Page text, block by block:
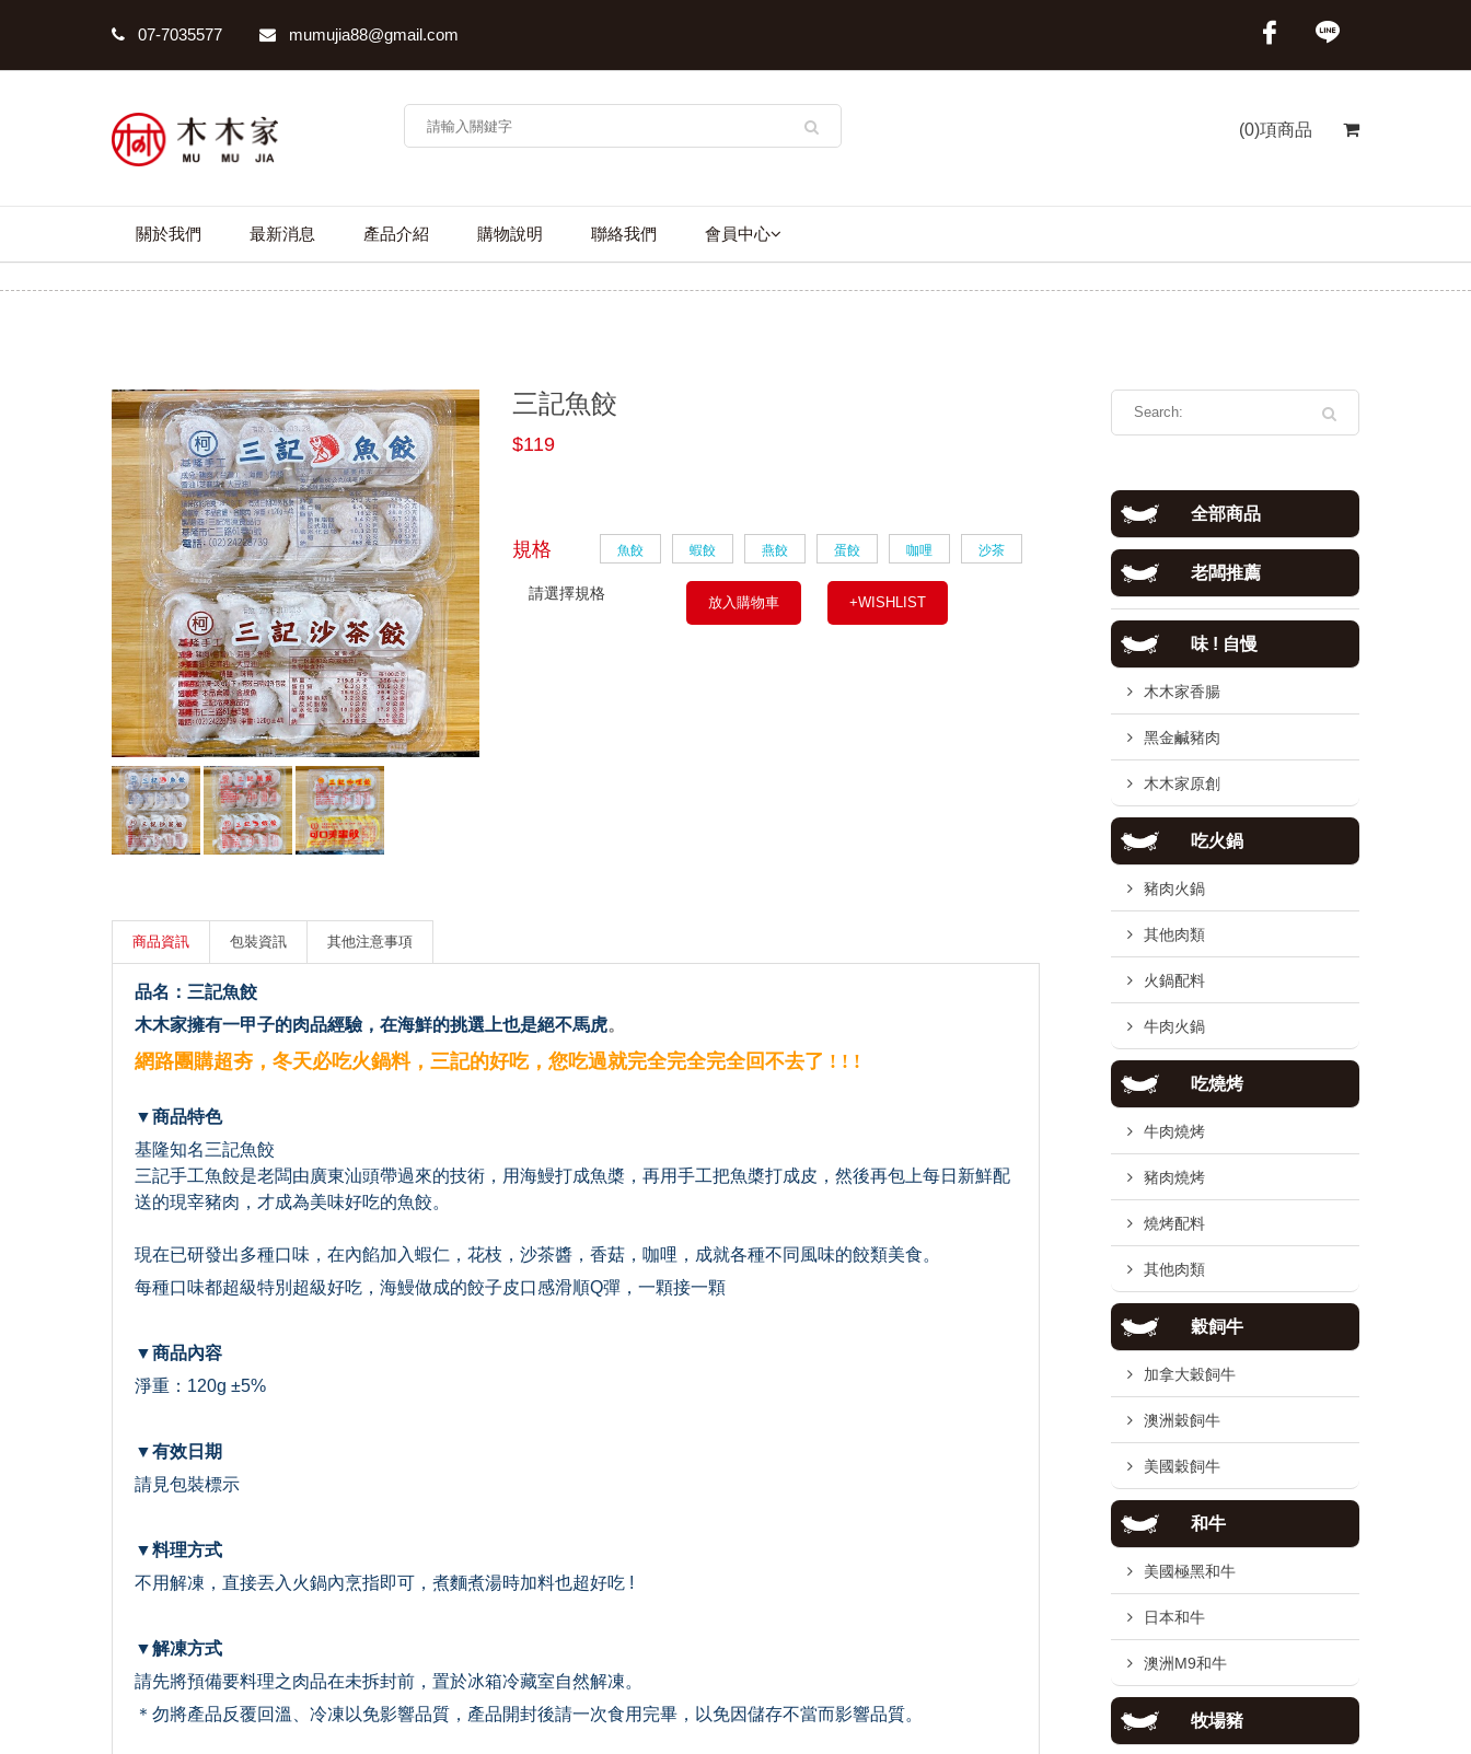
07-7035577 mumujia88@gmail.com
(0)項商品
關於我們 最新消息 產品介紹 購物說明 聯絡我們 會員中心
三記魚餃
三記魚餃
$119
規格 魚餃 蝦餃 燕餃 蛋餃 咖哩 沙茶
請選擇規格 放入購物車 +WISHLIST
商品資訊 包裝資訊 其他注意事項
品名：三記魚餃
木木家擁有一甲子的肉品經驗，在海鮮的挑選上也是絕不馬虎。
網路團購超夯，冬天必吃火鍋料，三記的好吃，您吃過就完全完全完全回不去了 ! ! !
▼商品特色
基隆知名三記魚餃
三記手工魚餃是老闆由廣東汕頭帶過來的技術，用海鰻打成魚槳，再用手工把魚槳打成皮，然後再包上每日新鮮配
送的現宰豬肉，才成為美味好吃的魚餃。
現在已研發出多種口味，在內餡加入蝦仁，花枝，沙茶醬，香菇，咖哩，成就各種不同風味的餃類美食。
每種口味都超級特別超級好吃，海鰻做成的餃子皮口感滑順Q彈，一顆接一顆
▼商品內容
淨重：120g ±5%
▼有效日期
請見包裝標示
▼料理方式
不用解凍，直接丟入火鍋內烹指即可，煮麵煮湯時加料也超好吃 !
▼解凍方式
請先將預備要料理之肉品在未拆封前，置於冰箱冷藏室自然解凍。
＊勿將產品反覆回溫、冷凍以免影響品質，產品開封後請一次食用完畢，以免因儲存不當而影響品質。
全部商品
老闆推薦
味 ! 自慢
木木家香腸
黑金鹹豬肉
木木家原創
吃火鍋
豬肉火鍋
其他肉類
火鍋配料
牛肉火鍋
吃燒烤
牛肉燒烤
豬肉燒烤
燒烤配料
其他肉類
穀飼牛
加拿大穀飼牛
澳洲穀飼牛
美國穀飼牛
和牛
美國極黑和牛
日本和牛
澳洲M9和牛
牧場豬